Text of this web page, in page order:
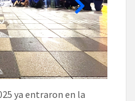
ya entraron en la